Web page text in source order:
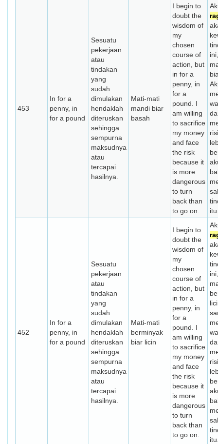
453
In for a
penny, in
for a pound
Sesuatu
pekerjaan
atau
tindakan
yang
sudah
dimulakan
hendaklah
diteruskan
sehingga
sempurna
maksudnya
atau
tercapai
hasilnya.
Mati-mati
mandi biar
basah
I begin to
doubt the
wisdom of
my
chosen
course of
action, but
in for a
penny, in
for a
pound. I
am willing
to sacrifice
my money
and face
the risk
because it
is more
dangerous
to turn
back than
to go on.
452
In for a
penny, in
for a pound
Sesuatu
pekerjaan
atau
tindakan
yang
sudah
dimulakan
hendaklah
diteruskan
sehingga
sempurna
maksudnya
atau
tercapai
hasilnya.
Mati-mati
berminyak
biar licin
I begin to
doubt the
wisdom of
my
chosen
course of
action, but
in for a
penny, in
for a
pound. I
am willing
to sacrifice
my money
and face
the risk
because it
is more
dangerous
to turn
back than
to go on.